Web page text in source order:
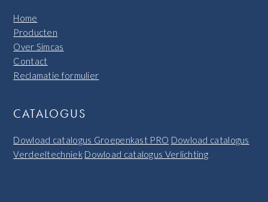
Home
Producten
Over Simcas
Contact
Reclamatie formulier
CATALOGUS
Dowload catalogus Groepenkast PRO Dowload catalogus
Verdeeltechniek Dowload catalogus Verlichting